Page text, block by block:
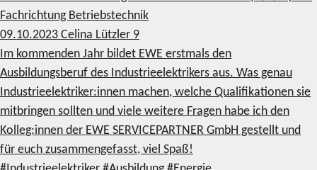
Fachrichtung Betriebstechnik
09.10.2023 Celina Lützler 9
Im kommenden Jahr bildet EWE erstmals den
Ausbildungsberuf des Industrieelektrikers aus. Was genau
Industrieelektriker:innen machen, welche Qualifikationen sie
mitbringen sollten und viele weitere Fragen habe ich den
Kolleg:innen der EWE SERVICEPARTNER GmbH gestellt und
für euch zusammengefasst, viel Spaß!